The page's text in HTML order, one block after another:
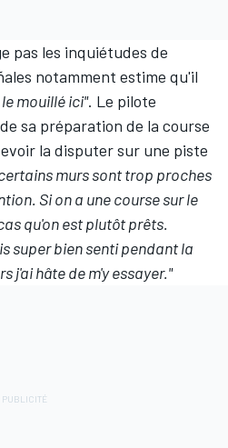
pas les inquiétudes de
notamment estime qu'il
mouillé ici". Le pilote
sa préparation de la course
la disputer sur une piste
murs sont trop proches
Si on a une course sur le
qu'on est plutôt prêts.
super bien senti pendant la
j'ai hâte de m'y essayer."